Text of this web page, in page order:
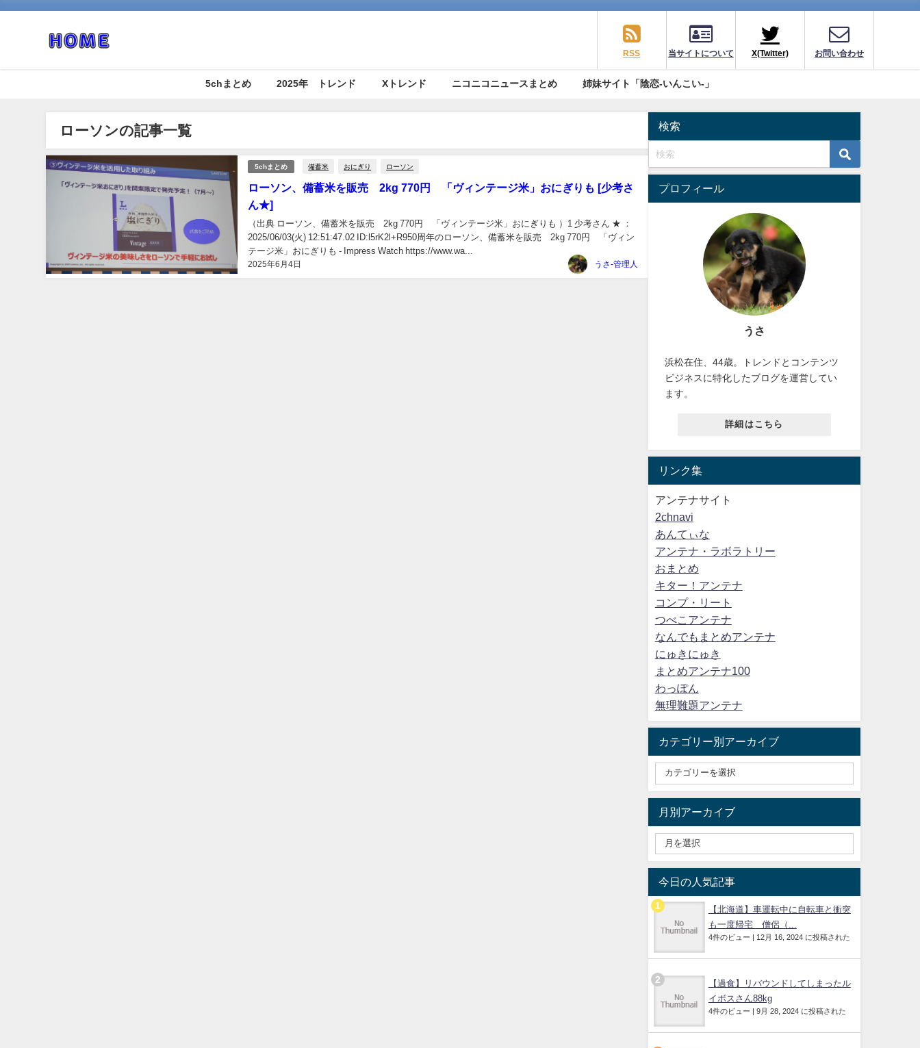
RSS 当サイトについて X(Twitter) お問い合わせ
5chまとめ 2025年 トレンド Xトレンド ニコニコニュースまとめ 姉妹サイト「陰恋-いんこい-」
ローソンの記事一覧
5chまとめ 備蓄米 おにぎり ローソン
ローソン、備蓄米を販売 2kg 770円 「ヴィンテージ米」おにぎりも [少考さ
ん★]
2025年6月4日
（出典 ローソン、備蓄米を販売 2kg 770円 「ヴィンテージ米」おにぎりも ）1 少考さん ★ ：
2025/06/03(火) 12:51:47.02 ID:l5rK2l+R950周年のローソン、備蓄米を販売 2kg 770円 「ヴィン
テージ米」おにぎりも - Impress Watch https://www.wa...
うさ-管理人
検索
プロフィール
うさ
浜松在住、44歳。トレンドとコンテンツ
ビジネスに特化したブログを運営してい
ます。
詳細はこちら
リンク集
アンテナサイト
2chnavi
あんてぃな
アンテナ・ラボラトリー
おまとめ
キター！アンテナ
コンプ・リート
つべこアンテナ
なんでもまとめアンテナ
にゅきにゅき
まとめアンテナ100
わっぽん
無理難題アンテナ
カテゴリー別アーカイブ
月別アーカイブ
今日の人気記事
【北海道】車運転中に自転車と衝突
も一度帰宅 僧侶（...
4件のビュー 12月 16, 2024 に投稿された
【過食】リバウンドしてしまったル
イボスさん88kg
4件のビュー 9月 28, 2024 に投稿された